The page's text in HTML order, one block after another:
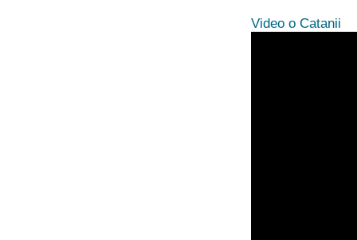
Video o Catanii